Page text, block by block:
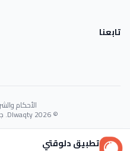
تابعنا
الأحكام
© 2026 Dlwaqty. جميع الحقوق محفوظة.
GAIT
تطبيق دلوقتي